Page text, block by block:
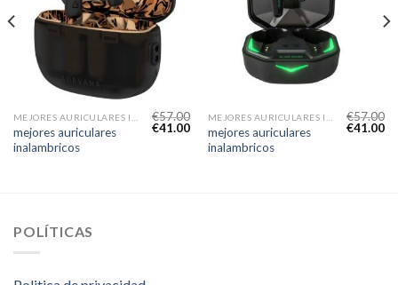
mejores auriculares
inalambricos
€57.00
€41.00
mejores auriculares
inalambricos
€57.00
€41.00
POLÍTICAS